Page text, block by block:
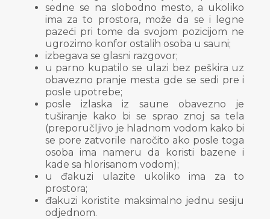
sedne se na slobodno mesto, a ukoliko
ima za to prostora, može da se i legne
pazeći pri tome da svojom pozicijom ne
ugrozimo konfor ostalih osoba u sauni;
izbegava se glasni razgovor;
u parno kupatilo se ulazi bez peškira uz
obavezno pranje mesta gde se sedi pre i
posle upotrebe;
posle izlaska iz saune obavezno je
tuširanje kako bi se sprao znoj sa tela
(preporučljivo je hladnom vodom kako bi
se pore zatvorile naročito ako posle toga
osoba ima nameru da koristi bazene i
kade sa hlorisanom vodom);
u đakuzi ulazite ukoliko ima za to
prostora;
đakuzi koristite maksimalno jednu sesiju
odjednom.